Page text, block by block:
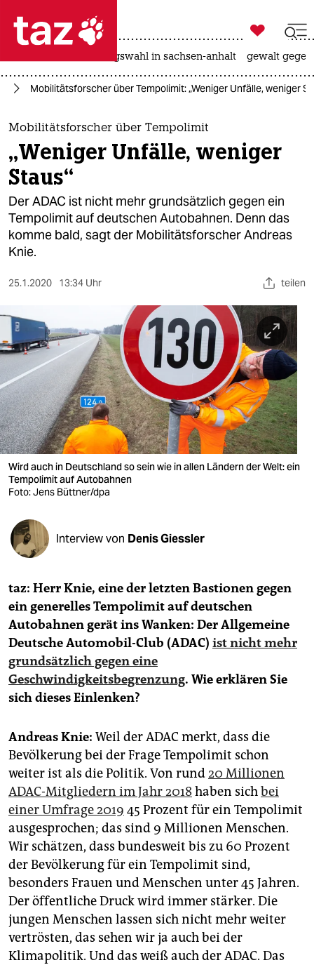
 taz zahl ich
taz zahl ich
themen
politik
öko
gesellschaft
kultur
sport
berlin
nord
wahrheit
verlag
verlag
veranstaltungen
shop
fragen & hilfe
unterstützen
genossenschaft
epaper login

taz zahl ich
landtagswahl in sachsen-anhalt gewalt
Mobilitätsforscher über Tempolimit: „Weniger Unfälle, weniger
Mobilitätsforscher über Tempolimit
„Weniger Unfälle, weniger
Staus“
Der ADAC ist nicht mehr grundsätzlich gegen ein
Tempolimit auf deutschen Autobahnen. Denn das
komme bald, sagt der Mobilitätsforscher Andreas
Knie.
25.1.2020 13:34 Uhr teilen
Wird auch in Deutschland so sein wie in allen Ländern der Welt: ein
Tempolimit auf Autobahnen
Foto: Jens Büttner/dpa
Interview von Denis Giessler
taz: Herr Knie, eine der letzten Bastionen gegen
ein generelles Tempolimit auf deutschen
Autobahnen gerät ins Wanken: Der Allgemeine
Deutsche Automobil-Club (ADAC) ist nicht mehr
grundsätzlich gegen eine
Geschwindigkeitsbegrenzung. Wie erklären Sie
sich dieses Einlenken?
Andreas Knie: Weil der ADAC merkt, dass die
Bevölkerung bei der Frage Tempolimit schon
weiter ist als die Politik. Von rund20 Millionen
ADAC-Mitgliedern im Jahr 2018haben sichbei
einer Umfrage 2019 45 Prozent für ein Tempolimit
ausgesprochen; das sind 9 Millionen Menschen.
Wir schätzen, dass bundesweit bis zu 60 Prozent
der Bevölkerung für ein Tempolimit sind,
besonders Frauen und Menschen unter 45 Jahren.
Der öffentliche Druck wird immer stärker. Die
jungen Menschen lassen sich nicht mehr weiter
vertrösten, das sehen wir ja auch bei der
Klimapolitik. Und das weiß auch der ADAC. Das